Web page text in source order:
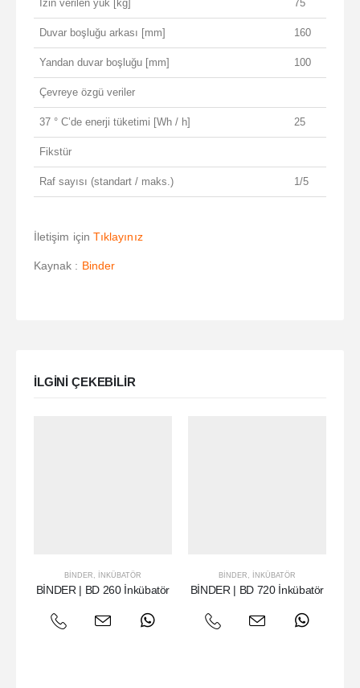
İzin verilen yük [kg] 75
Duvar boşluğu arkası [mm] 160
Yandan duvar boşluğu [mm] 100
Çevreye özgü veriler
37 ° C’de enerji tüketimi [Wh / h] 25
Fikstür
Raf sayısı (standart / maks.) 1/5
İletişim için Tıklayınız
Kaynak : Binder
ILGINI ÇEKEBILIR
BINDER , İNKÜBATÖR
BİNDER | BD 260 İnkübatör
BINDER , İNKÜBATÖR
BİNDER | BD 720 İnkübatör